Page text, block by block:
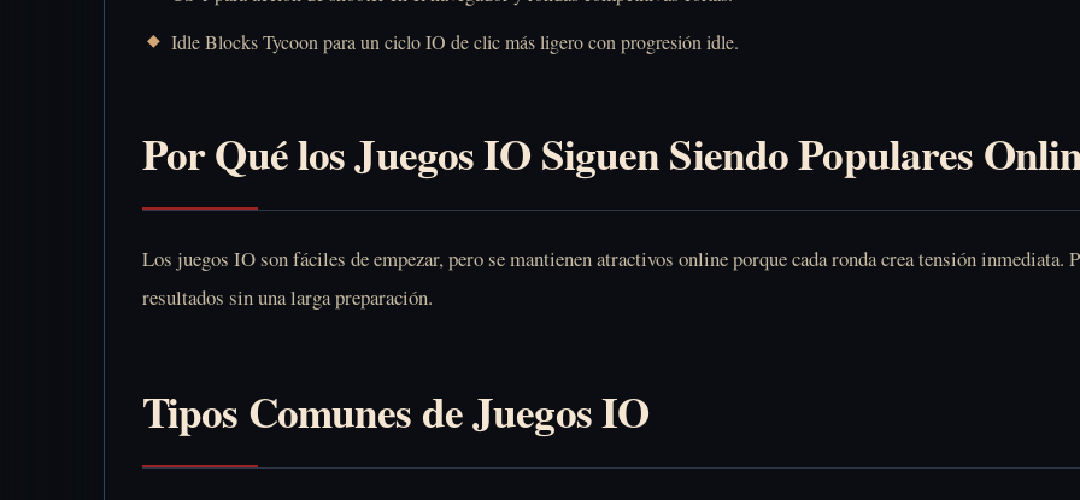
Idle Blocks Tycoon para un ciclo IO de clic más ligero con progresión idle.
Por Qué los Juegos IO Siguen Siendo Populares
Los juegos IO son fáciles de empezar, pero se mantienen atractivos online porque cada ronda crea tensión
resultados sin una larga preparación.
Tipos Comunes de Juegos IO